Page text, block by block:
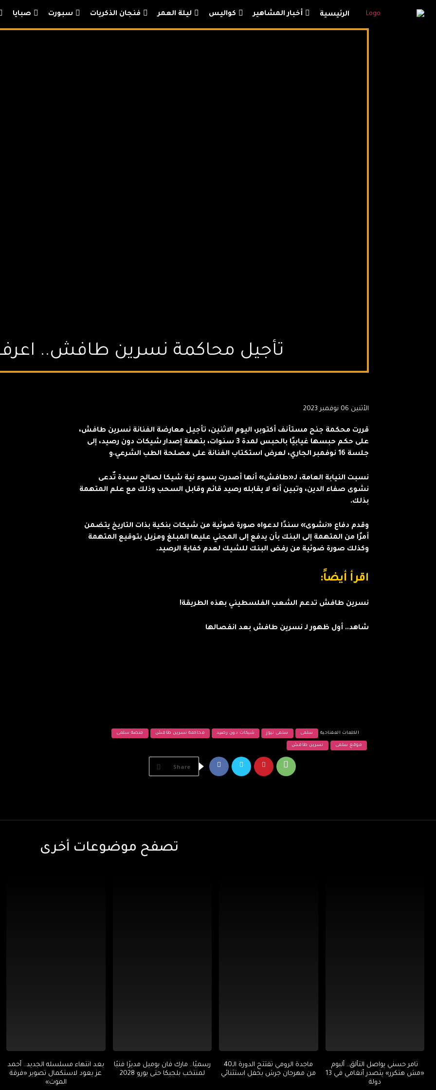
الرئيسية أخبار المشاهير كواليس ليلة العمر فنجان الذكريات سبورت صبايا
تأجيل محاكمة نسرين طافش..
الأثنين 06 نوفمبر 2023
قررت محكمة جنح مستأنف أكتوبر، اليوم الاثنين، تأجيل معارضة الفنانة نسرين طافش،
على حكم حبسها غيابيًا بالحبس لمدة 3 سنوات، بتهمة إصدار شيكات دون رصيد، إلى
جلسة 16 نوفمبر الجاري، لعرض استكتاب الفنانة على مصلحة الطب الشرعي.و
نسبت النيابة العامة، لـ«طافش» أنها أصدرت بسوء نية شيكا لصالح سيدة تٌدعى
نشوى صفاء الدين، وتبين أنه لا يقابله رصيد قائم وقابل السحب وذلك مع علم المتهمة
بذلك.
وقدم دفاع «نشوى» سندًا لدعواه صورة ضوئية من شيكات بنكية بذات التاريخ يتضمن
أمرًا من المتهمة إلى البنك بأن يدفع إلى المجني عليها المبلغ ومزيل بتوقيع المتهمة
وكذلك صورة ضوئية من رفض البنك للشيك لعدم كفاية الرصيد.
اقرأ أيضاً:
نسرين طافش تدعم الشعب الفلسطيني بهذه الطريقة!
شاهد.. أول ظهور لـ نسرين طافش بعد انفصالها
الكلمات المفتاحية سلمى سلمى نيوز شيكات دون رصيد محاكمة نسرين طافش منصة سلمى
موقع سلمى نسرين طافش
Share
تصفح موضوعات أخرى
تامر حسني يواصل التألق.. ألبوم
«مش هتكرر» يتصدر أنغامي في 13
دولة
ماجدة الرومي تفتتح الدورة الـ40
من مهرجان جرش بحفل استثنائي
رسميًا.. مارك فان بوميل مديرًا فنيًا
لمنتخب بلجيكا حتى يورو 2028
بعد انتهاء مسلسله الجديد.. أحمد
عز يعود لاستكمال تصوير «فرقة
الموت»